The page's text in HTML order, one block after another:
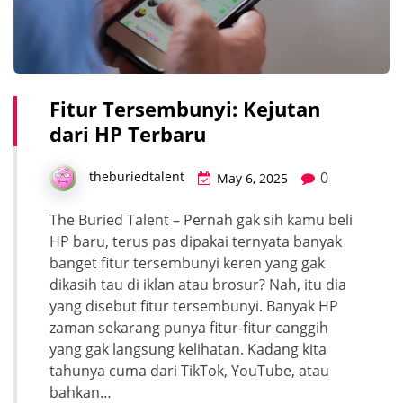
Fitur Tersembunyi: Kejutan
dari HP Terbaru
theburiedtalent May 6, 2025 0
The Buried Talent – Pernah gak sih kamu beli
HP baru, terus pas dipakai ternyata banyak
banget fitur tersembunyi keren yang gak
dikasih tau di iklan atau brosur? Nah, itu dia
yang disebut fitur tersembunyi. Banyak HP
zaman sekarang punya fitur-fitur canggih
yang gak langsung kelihatan. Kadang kita
tahunya cuma dari TikTok, YouTube, atau
bahkan…